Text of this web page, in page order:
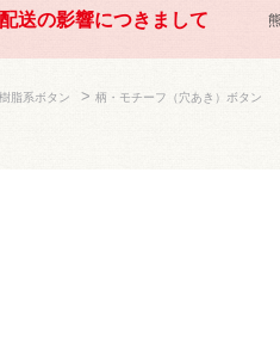
送の影響につきまして
脂系ボタン > 柄・モチーフ（穴あき）ボタン